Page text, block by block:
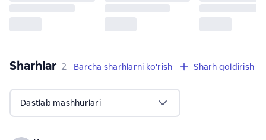
Sharhlar 2 sharhlar
2 Barcha sharhlarni ko'rish Sharh qoldirish
Dastlab mashhurlari